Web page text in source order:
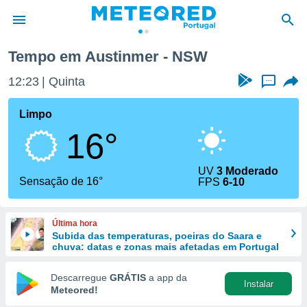
da
foi
fornecidas
a este
das
e
forma
digital
Tempo em Austinmer - NSW
12:23 Quinta ...
Limpo
16°
Sensação de 16°
UV3 Moderado
FPS6-10
Última hora
Subida das temperaturas, poeiras do Saara e
chuva: datas e zonas mais afetadas em Portugal
Descarregue GRÁTIS a app da
Meteored!
Instalar